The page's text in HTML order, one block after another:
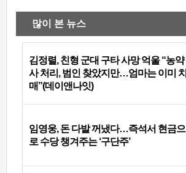
많이 본 뉴스
김정렬, 친형 군대 구타 사망 억울 “농약
사 처리, 범인 찾았지만…엄마는 이미 치
매”(데이앤나잇)
임영웅, 돈 다발 꺼냈다…즉석서 현금으
로 수당 챙겨주는 ‘구단주’